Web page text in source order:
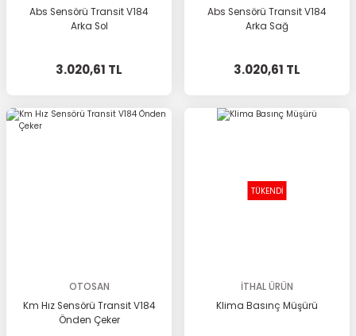
Abs Sensörü Transit V184
Arka Sol
3.020,61 TL
Abs Sensörü Transit V184
Arka Sağ
3.020,61 TL
OTOSAN
Km Hız Sensörü Transit V184
Önden Çeker
TÜKENDİ
İTHAL ÜRÜN
Klima Basınç Müşürü